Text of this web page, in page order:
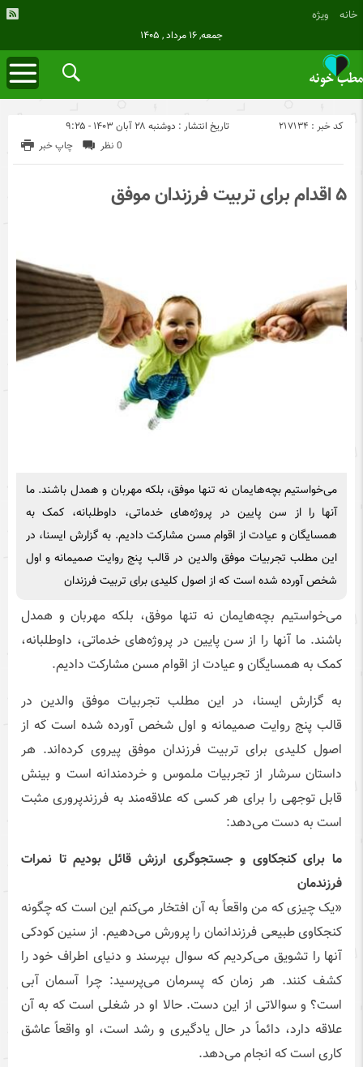
خانه ویژه
جمعه, ۱۶ مرداد , ۱۴۰۵
تاریخ انتشار : دوشنبه ۲۸ آبان ۱۴۰۳ - ۹:۲۵ کد خبر : 217134
چاپ خبر 0 نظر
۵ اقدام برای تربیت فرزندان موفق
می‌خواستیم بچه‌هایمان نه تنها موفق، بلکه مهربان و همدل باشند. ما
آنها را از سن پایین در پروژه‌های خدماتی، داوطلبانه، کمک به
همسایگان و عیادت از اقوام مسن مشارکت دادیم. به گزارش ایسنا، در
این مطلب تجربیات موفق والدین در قالب پنج روایت صمیمانه و اول
شخص آورده شده است که از اصول کلیدی برای تربیت فرزندان
می‌خواستیم بچه‌هایمان نه تنها موفق، بلکه مهربان و همدل
باشند. ما آنها را از سن پایین در پروژه‌های خدماتی، داوطلبانه،
کمک به همسایگان و عیادت از اقوام مسن مشارکت دادیم.
به گزارش ایسنا، در این مطلب تجربیات موفق والدین در
قالب پنج روایت صمیمانه و اول شخص آورده شده است که از
اصول کلیدی برای تربیت فرزندان موفق پیروی کرده‌اند. هر
داستان سرشار از تجربیات ملموس و خردمندانه است و بینش‌
قابل‌ توجهی را برای هر کسی که علاقه‌مند به فرزندپروری مثبت
است به دست می‌دهد:
ما برای کنجکاوی و جستجوگری ارزش قائل بودیم تا نمرات
فرزندمان
«یک چیزی که من واقعاً به آن افتخار می‌کنم این است که چگونه
کنجکاوی طبیعی فرزندانمان را پرورش می‌دهیم. از سنین کودکی
آنها را تشویق می‌کردیم که سوال بپرسند و دنیای اطراف خود را
کشف کنند. هر زمان که پسرمان می‌پرسید: چرا آسمان آبی
است؟ و سوالاتی از این دست. حالا او در شغلی است که به آن
علاقه دارد، دائماً در حال یادگیری و رشد است، او واقعاً عاشق
کاری است که انجام می‌دهد.